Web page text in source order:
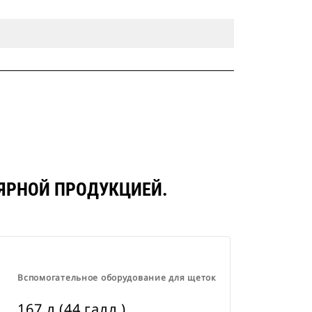
ПРОДУКЦИЕЙ.
Вспомогательное оборудование для щеток